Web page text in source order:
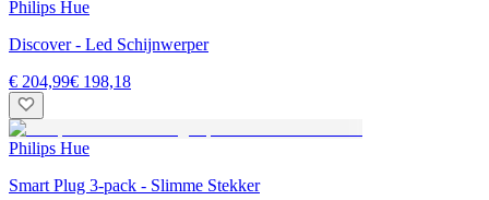
Philips Hue
Discover - Led Schijnwerper
€ 204,99€ 198,18
Philips Hue
Smart Plug 3-pack - Slimme Stekker